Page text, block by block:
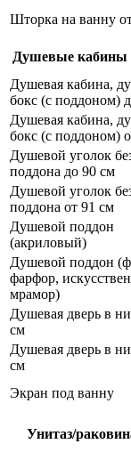
Шторка на ванну
Душевые кабины
Душевая кабина,
бокс (с поддоном)
Душевая кабина,
бокс (с поддоном)
Душевой уголок
поддона до 90 см
Душевой уголок
поддона от 91 см
Душевой поддон
(акриловый)
Душевой поддон
фарфор,
мрамор)
Душевая дверь в
см
Душевая дверь в
см
Экран под ванну
Унитаз/